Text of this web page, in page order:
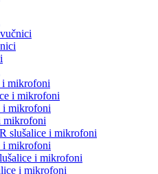
i mikrofoni
i mikrofoni
i mikrofoni
mikrofoni
slušalice i mikrofoni
i mikrofoni
i mikrofoni
i mikrofoni